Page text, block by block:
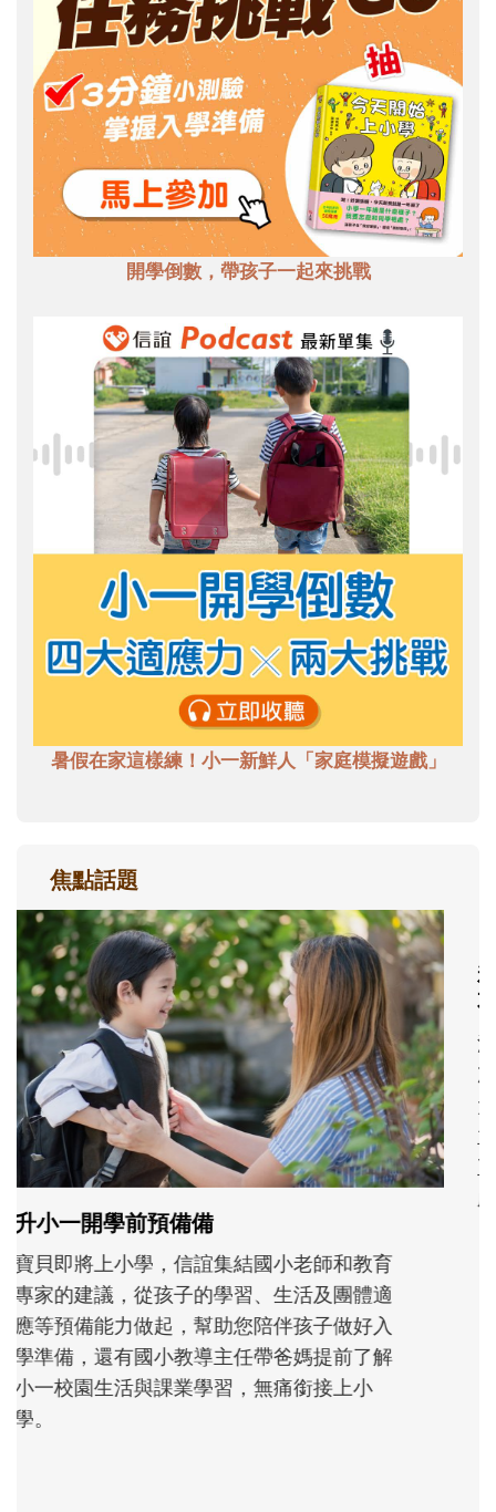
開學倒數，帶孩子一起來挑戰
暑假在家這樣練！小一新鮮人「家庭模擬遊戲」
焦點話題
和孩子一起長大的那個男人│讀懂父親的
不同模樣
沒有人天生就擅長當爸爸！男人總是在一次
次「前所未有」的體驗中，跟著孩子一起長
大。從給予安全感的肢體遊戲，到獨立自
主、角色認同及解決問題的能力養成。爸爸